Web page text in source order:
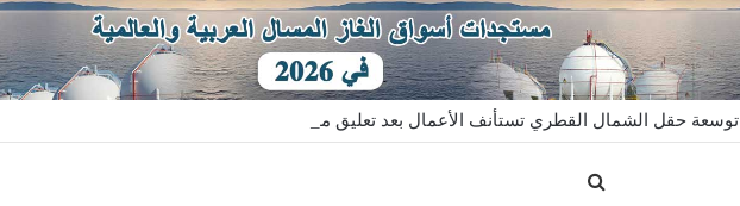
توسعة حقل الشمال القطري تستأنف الأعمال بعد تعليق مؤقت